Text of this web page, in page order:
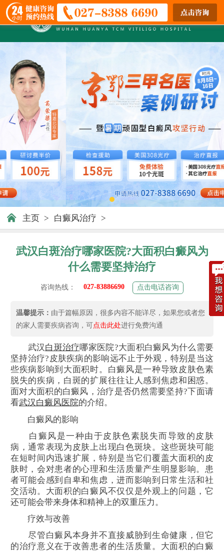
主页 > 白癜风治疗 >
武汉白斑治疗哪家医院?大面积白癜风为
什么需要坚持治疗
咨询热线： 027-83886690 点击电话咨询
温馨提示： 由于篇幅原因，很多内容不能详尽，如果您或者您
的家人需要疾病咨询，可点击此处进行免费沟通
武汉白斑治疗哪家医院?大面积白癜风为什么需要
坚持治疗?皮肤疾病的影响远不止于外观，特别是当这
些疾病影响到大面积时。白癜风是一种导致皮肤色素
脱失的疾病，白斑的扩展往往让人感到焦虑和困惑。
面对大面积的白癜风，治疗是否仍然需要坚持?下面请
看武汉白癜风医院的介绍。
白癜风的影响
白癜风是一种由于皮肤色素脱失而导致的皮肤
病，通常表现为皮肤上出现白色斑块。这些斑块可能
在短时间内迅速扩展，特别是当它们覆盖大面积的皮
肤时，会对患者的心理和生活质量产生明显影响。患
者可能会感到自卑和焦虑，进而影响到日常生活和社
交活动。大面积的白癜风不仅仅是外观上的问题，它
还可能会带来身体和精神上的双重压力。
疗效与改善
尽管白癜风本身并不直接威胁到生命健康，但它
的治疗意义在于改善患者的生活质量。大面积的白癜